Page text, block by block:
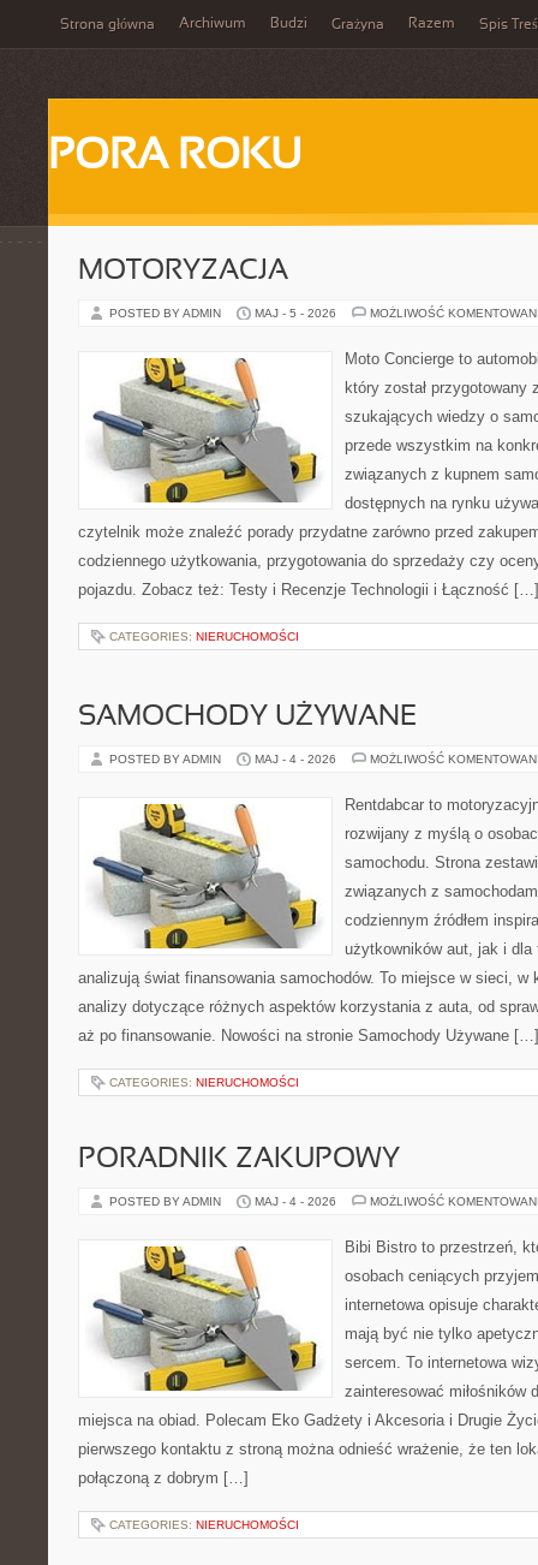
Strona główna Archiwum Budzi Grażyna Razem Spis
PORA ROKU
MOTORYZACJA
POSTED BY ADMIN MAJ - 5 - 2026 MOŻLIWOŚĆ
Moto Concierge to
który został przygotowany
szukających wiedzy o
przede wszystkim na
związanych z kupnem
dostępnych na rynku
czytelnik może znaleźć porady przydatne zarówno przed
codziennego użytkowania, przygotowania do sprzedaży czy
pojazdu. Zobacz też: Testy i Recenzje Technologii i Łączność […]
CATEGORIES: NIERUCHOMOŚCI
SAMOCHODY UŻYWANE
POSTED BY ADMIN MAJ - 4 - 2026 MOŻLIWOŚĆ
Rentdabcar to
rozwijany z myślą o
samochodu. Strona
związanych z
codziennym źródłem
użytkowników aut, jak i
analizują świat finansowania samochodów. To miejsce w sieci, w
analizy dotyczące różnych aspektów korzystania z auta, od
aż po finansowanie. Nowości na stronie Samochody Używane […]
CATEGORIES: NIERUCHOMOŚCI
PORADNIK ZAKUPOWY
POSTED BY ADMIN MAJ - 4 - 2026 MOŻLIWOŚĆ
Bibi Bistro to przestrzeń,
osobach ceniących
internetowa opisuje
mają być nie tylko
sercem. To internetowa
zainteresować miłośników
miejsca na obiad. Polecam Eko Gadżety i Akcesoria i Drugie
pierwszego kontaktu z stroną można odnieść wrażenie, że ten
połączoną z dobrym […]
CATEGORIES: NIERUCHOMOŚCI